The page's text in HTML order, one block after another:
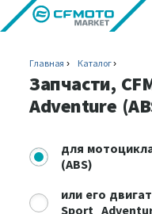
Главная Каталог
Запчасти,
Adventure
для
(ABS)
или его